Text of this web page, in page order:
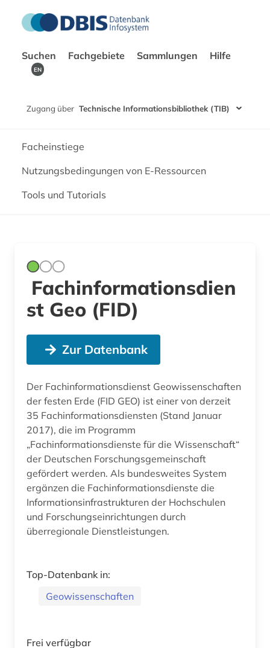
Suchen Fachgebiete Sammlungen Hilfe
EN
Zugang über Technische Informationsbibliothek (TIB)
Facheinstiege
Nutzungsbedingungen von E-Ressourcen
Tools und Tutorials
Fachinformationsdien
st Geo (FID)
Zur Datenbank
Der Fachinformationsdienst Geowissenschaften
der festen Erde (FID GEO) ist einer von derzeit
35 Fachinformationsdiensten (Stand Januar
2017), die im Programm
„Fachinformationsdienste für die Wissenschaft“
der Deutschen Forschungsgemeinschaft
gefördert werden. Als bundesweites System
ergänzen die Fachinformationsdienste die
Informationsinfrastrukturen der Hochschulen
und Forschungseinrichtungen durch
überregionale Dienstleistungen.
Top-Datenbank in:
Geowissenschaften
Frei verfügbar